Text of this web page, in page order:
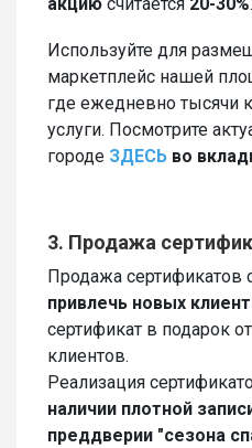
Используйте для
маркетплейс нашей
где ежедневно тысячи
услуги. Посмотрите
городе ЗДЕСЬ во
3. Продажа
Продажа сертификатов
привлечь новых
сертификат в подарок
клиентов.
Реализация
наличии плотной
преддверии "сезона